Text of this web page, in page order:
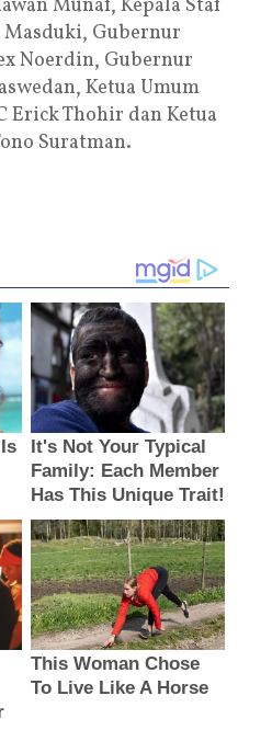
Munaf, Kepala Staf
Masduki, Gubernur
Noerdin, Gubernur
Ketua Umum
Erick Thohir dan Ketua
Suratman.